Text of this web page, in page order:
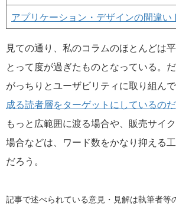
アプリケーション・デザインの間違い
見ての通り、私のコラムのほとんどは
とって度が過ぎたものとなっている。だ
がっちりとユーザビリティに取り組ん
成る読者層をターゲットにしているのだ
もっと広範囲に渡る場合や、販売サイ
場合などは、ワード数をかなり抑える
だろう。
記事で述べられている意見・見解は執筆者等